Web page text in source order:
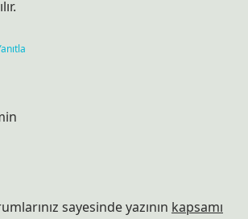
sayesinde yazının kapsamı